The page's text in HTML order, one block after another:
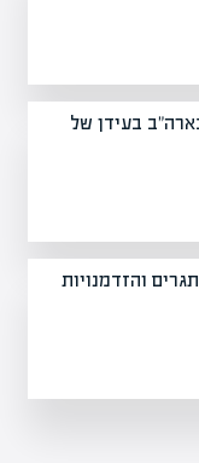
בעידן של
והזדמנויות